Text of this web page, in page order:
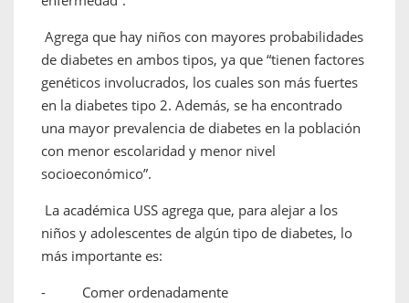
Agrega que hay niños con mayores probabilidades
de diabetes en ambos tipos, ya que “tienen factores
genéticos involucrados, los cuales son más fuertes
en la diabetes tipo 2. Además, se ha encontrado
una mayor prevalencia de diabetes en la población
con menor escolaridad y menor nivel
socioeconómico”.
La académica USS agrega que, para alejar a los
niños y adolescentes de algún tipo de diabetes, lo
más importante es:
- Comer ordenadamente